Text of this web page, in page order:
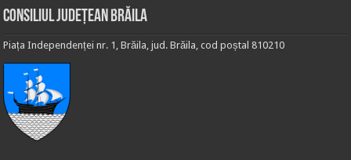
Consiliul Județean Brăila
Piața Independenței nr. 1, Brăila, jud. Brăila, cod poștal 810210